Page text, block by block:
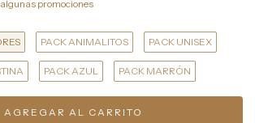
promociones
PACK ANIMALITOS PACK UNISEX
PACK AZUL PACK MARRÓN